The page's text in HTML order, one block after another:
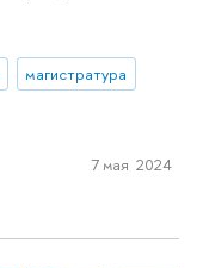
магистратура
7 мая 2024